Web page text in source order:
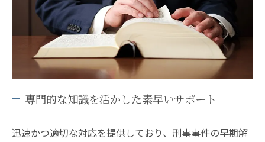
専門的な知識を活かした素早いサポート
迅速かつ適切な対応を提供しており、刑事事件の早期解